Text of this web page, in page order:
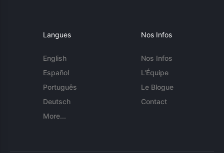
Langues
English
Español
Português
Deutsch
More...
Nos Infos
Nos Infos
L'Équipe
Le Blogue
Contact